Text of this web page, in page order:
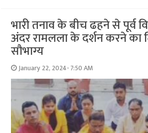
भारी तनाव के बीच ढहने से पूर्व
अंदर रामलला के दर्शन करने का
सौभाग्य
January 22, 2024- 7:50 AM